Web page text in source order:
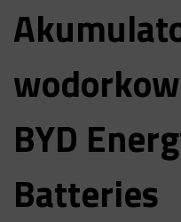
BYD
Batteries